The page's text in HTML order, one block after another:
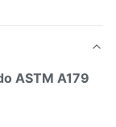
ASTM A179